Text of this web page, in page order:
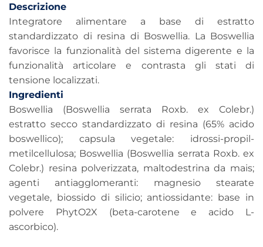
Descrizione
Integratore alimentare a base di estratto
standardizzato di resina di Boswellia. La Boswellia
favorisce la funzionalità del sistema digerente e la
funzionalità articolare e contrasta gli stati di
tensione localizzati.
Ingredienti
Boswellia (Boswellia serrata Roxb. ex Colebr.)
estratto secco standardizzato di resina (65% acido
boswellico); capsula vegetale: idrossi-propil-
metilcellulosa; Boswellia (Boswellia serrata Roxb. ex
Colebr.) resina polverizzata, maltodestrina da mais;
agenti antiagglomeranti: magnesio stearate
vegetale, biossido di silicio; antiossidante: base in
polvere PhytO2X (beta-carotene e acido L-
ascorbico).